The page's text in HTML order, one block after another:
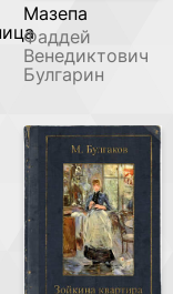
Мазепа
Фаддей
Венедиктович
Булгарин